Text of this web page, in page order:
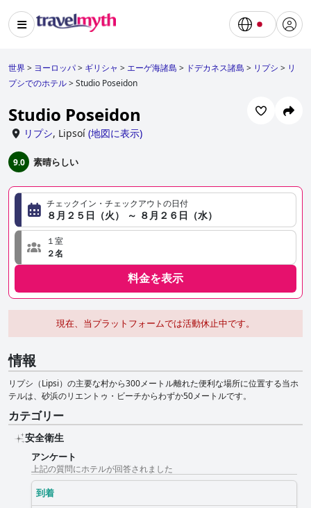
世界> ヨーロッパ> ギリシャ > エーゲ海諸島 > ドデカネス諸島 > リプシ > リ
プシでのホテル>Studio Poseidon
Studio Poseidon
リプシ, Lipsoí (地図に表示)
9.0 素晴らしい
チェックイン・チェックアウトの日付
８月２５日（火） ～ ８月２６日（水）
１室
２名
料金を表示
現在、当プラットフォームでは活動休止中です。
情報
リプシ（Lipsi）の主要な村から300メートル離れた便利な場所に位置する当ホ
テルは、砂浜のリエントゥ・ビーチからわずか50メートルです。
カテゴリー
安全衛生
アンケート
上記の質問にホテルが回答されました
到着